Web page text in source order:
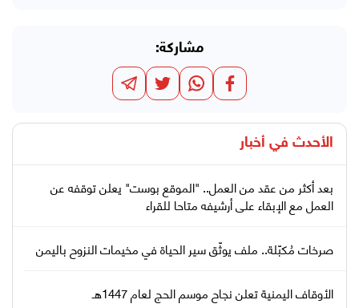
مشاركة:
الأحدث في أخبار
بعد أكثر من عقد من العمل.. "الموقع بوست" يعلن توقفه عن
العمل مع الإبقاء على أرشيفه متاحا للقراء
صرخات مُكبّلة.. ملف يوثّق سير الحياة في مخيمات النزوح باليمن
الأوقاف اليمنية تعلن نجاح موسم الحج لعام 1447هـ